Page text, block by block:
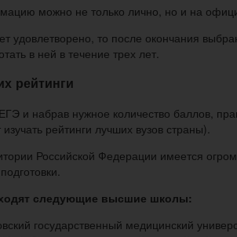
можно не только лично, но и на
удовлетворено, то после окончания
в ней в течение трех лет.
рейтинги
и набрав нужное количество баллов,
рейтинги лучших вузов страны).
Российской Федерации имеется
следующие высшие школы:
государственный медицинский